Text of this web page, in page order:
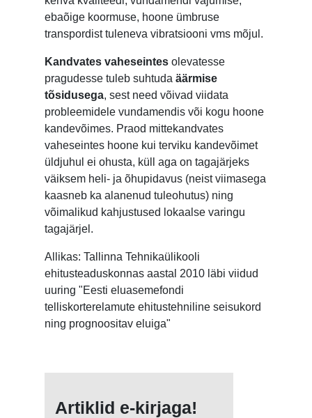
ebaõige koormuse, hoone ümbruse
transpordist tuleneva vibratsiooni vms mõjul.
Kandvates vaheseintes olevatesse
pragudesse tuleb suhtuda äärmise
tõsidusega, sest need võivad viidata
probleemidele vundamendis või kogu hoone
kandevõimes. Praod mittekandvates
vaheseintes hoone kui terviku kandevõimet
üldjuhul ei ohusta, küll aga on tagajärjeks
väiksem heli- ja õhupidavus (neist viimasega
kaasneb ka alanenud tuleohutus) ning
võimalikud kahjustused lokaalse varingu
tagajärjel.
Allikas: Tallinna Tehnikaülikooli
ehitusteaduskonnas aastal 2010 läbi viidud
uuring "Eesti eluasemefondi
telliskorterelamute ehitustehniline seisukord
ning prognoositav eluiga"
Artiklid e-kirjaga!